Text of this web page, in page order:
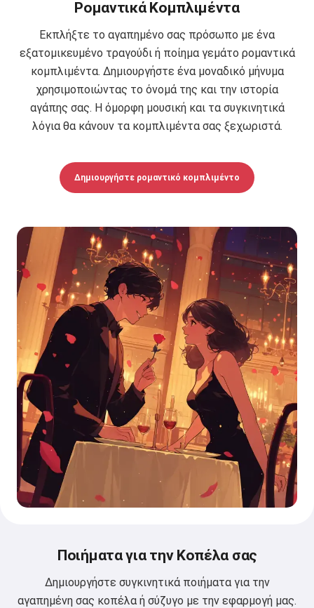
Ρομαντικά Κομπλιμέντα
Εκπλήξτε το αγαπημένο σας πρόσωπο με ένα
εξατομικευμένο τραγούδι ή ποίημα γεμάτο ρομαντικά
κομπλιμέντα. Δημιουργήστε ένα μοναδικό μήνυμα
χρησιμοποιώντας το όνομά της και την ιστορία
αγάπης σας. Η όμορφη μουσική και τα συγκινητικά
λόγια θα κάνουν τα κομπλιμέντα σας ξεχωριστά.
Δημιουργήστε ρομαντικό κομπλιμέντο
Ποιήματα για την Κοπέλα σας
Δημιουργήστε συγκινητικά ποιήματα για την
αγαπημένη σας κοπέλα ή σύζυγο με την εφαρμογή μας.